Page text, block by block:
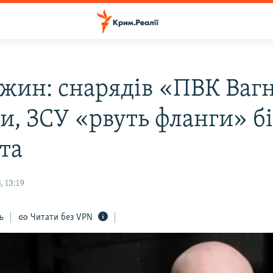
снарядів «ПВК
ЗСУ «рвуть фланги»
13:19
Читати без VPN